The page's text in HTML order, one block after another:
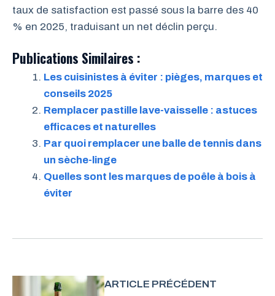
taux de satisfaction est passé sous la barre des 40
% en 2025, traduisant un net déclin perçu.
Publications Similaires :
Les cuisinistes à éviter : pièges, marques et
conseils 2025
Remplacer pastille lave-vaisselle : astuces
efficaces et naturelles
Par quoi remplacer une balle de tennis dans
un sèche-linge
Quelles sont les marques de poêle à bois à
éviter
ARTICLE PRÉCÉDENT